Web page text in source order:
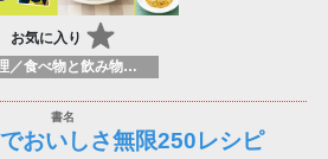
お気に入り
料理／食べ物と飲み物／食に関する記述
おいしさ無限250レシピ